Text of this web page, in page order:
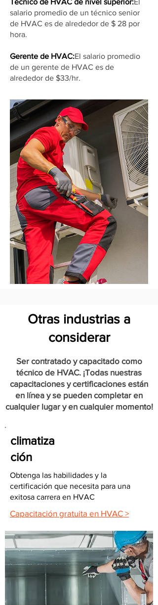
Técnico de HVAC de nivel superior:El
salario promedio de un técnico senior
de HVAC es de alrededor de $ 28 por
hora.
Gerente de HVAC:El salario promedio
de un gerente de HVAC es de
alrededor de $33/hr.
Otras industrias a
considerar
Ser contratado y capacitado como
técnico de HVAC. ¡Todas nuestras
capacitaciones y certificaciones están
en línea y se pueden completar en
cualquier lugar y en cualquier momento!
climatiza
ción
Obtenga las habilidades y la
certificación que necesita para una
exitosa carrera en HVAC
Capacitación gratuita en HVAC >